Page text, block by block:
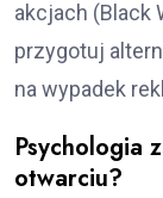
akcjach (Black
przygotuj
na wypadek
Psychologia
otwarciu?